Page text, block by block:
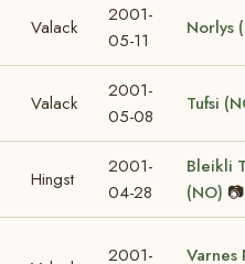
Valack
2001-
05-11
Norlys
Valack
2001-
05-08
Tufsi
Hingst
2001-
04-28
Bleikli
(NO) 📷
2001-
Varnes